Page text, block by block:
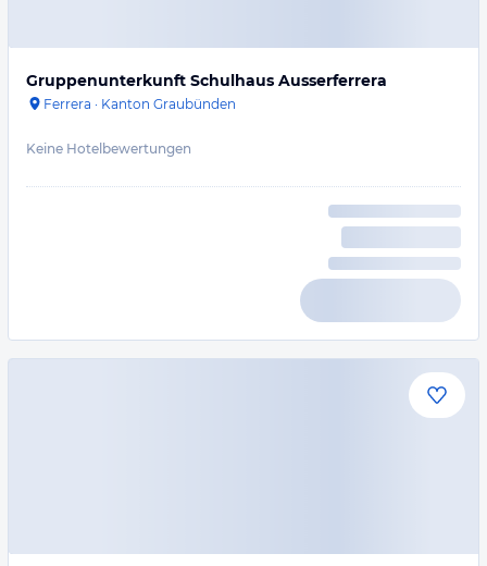
Gruppenunterkunft Schulhaus Ausserferrera
Ferrera · Kanton Graubünden
Keine Hotelbewertungen